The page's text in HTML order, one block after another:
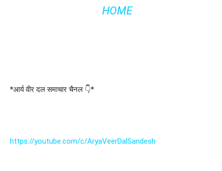
HOME
*आर्य वीर दल समाचार चैनल 👇*
https://youtube.com/c/AryaVeerDalSandesh